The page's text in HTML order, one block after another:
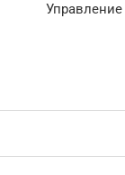
Управление